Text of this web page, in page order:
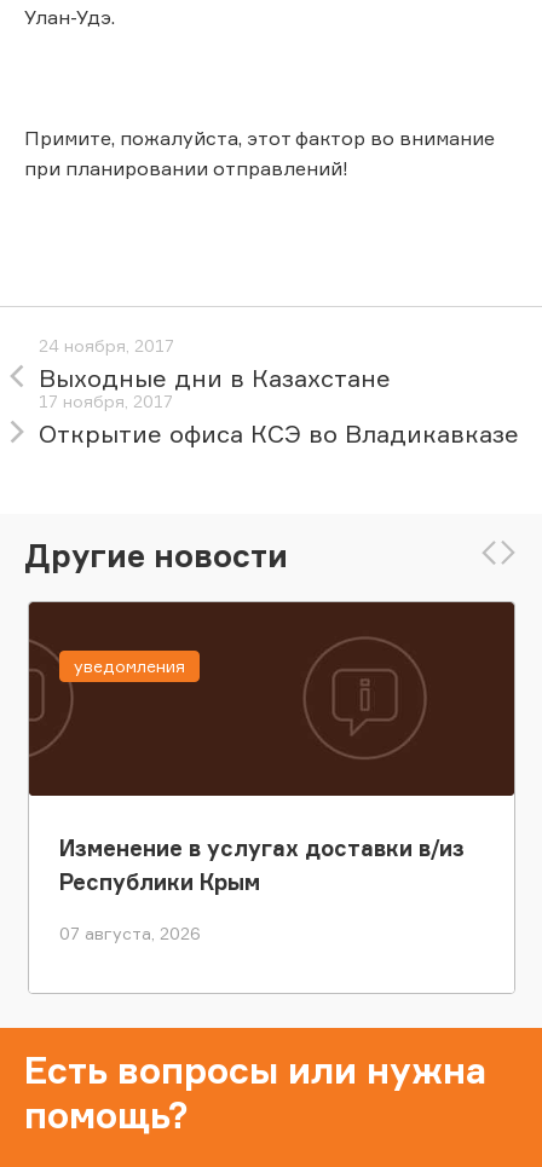
Улан-Удэ.
Примите, пожалуйста, этот фактор во внимание
при планировании отправлений!
24 ноября, 2017
Выходные дни в Казахстане
17 ноября, 2017
Открытие офиса КСЭ во Владикавказе
Другие новости
Изменение в услугах доставки в/из
Республики Крым
07 августа, 2026
уведомления
Есть вопросы или нужна
помощь?